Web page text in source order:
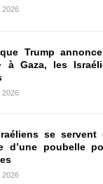
2026
Trump
à Gaza, les
2026
se servent
d’une poubelle
2026